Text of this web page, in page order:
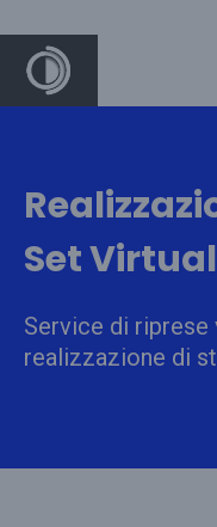
Set
Service di
realizzazione di